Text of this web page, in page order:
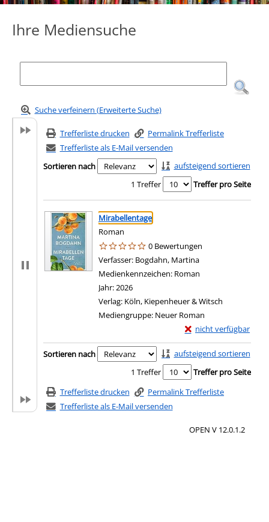
Ihre Mediensuche
Suche verfeinern (Erweiterte Suche)
Trefferliste drucken
Permalink Trefferliste
Trefferliste als E-Mail versenden
Sortieren nach
aufsteigend sortieren
1 Treffer
Treffer pro Seite
Suchergebnis
Zu den Suchfiltern springen
Mirabellentage
Roman
0 Bewertungen
Verfasser: Bogdahn, Martina
Medienkennzeichen: Roman
Jahr:2026
Verlag: Köln, Kiepenheuer & Witsch
Mediengruppe: Neuer Roman
nicht verfügbar
Exemplar-Details von
Zu den Suchfiltern springen
Sortieren nach
aufsteigend sortieren
1 Treffer
Treffer pro Seite
Trefferliste drucken
Permalink Trefferliste
Trefferliste als E-Mail versenden
OPEN V 12.0.1.2